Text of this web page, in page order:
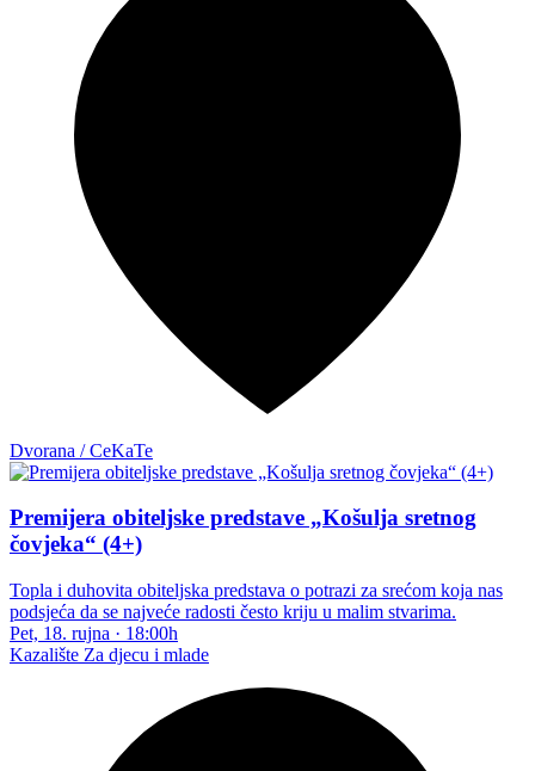
Dvorana / CeKaTe
Premijera obiteljske predstave „Košulja sretnog
čovjeka“ (4+)
Topla i duhovita obiteljska predstava o potrazi za srećom koja nas
podsjeća da se najveće radosti često kriju u malim stvarima.
Pet, 18. rujna · 18:00h
Kazalište Za djecu i mlade